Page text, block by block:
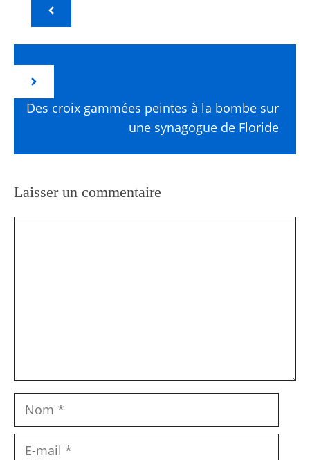
Des croix gammées peintes à la bombe sur
une synagogue de Floride
Laisser un commentaire
Nom